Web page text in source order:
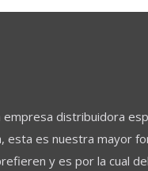
empresa distribuidora
esta es nuestra mayor
y es por la cual